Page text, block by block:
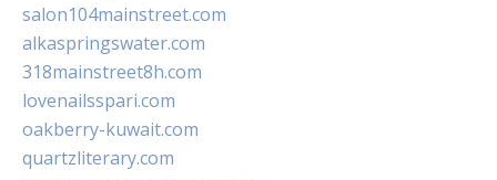
salon104mainstreet.com
alkaspringswater.com
318mainstreet8h.com
lovenailsspari.com
oakberry-kuwait.com
quartzliterary.com